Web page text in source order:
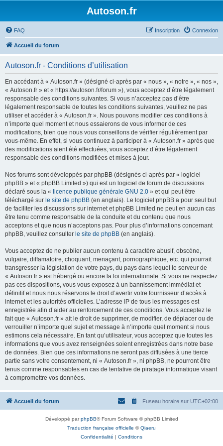
Autoson.fr
FAQ Connexion
Inscription
Accueil du forum
Autoson.fr - Conditions d’utilisation
En accédant à « Autoson.fr » (désigné ci-après par « nous », « notre », « nos »,
« Autoson.fr » et « https://autoson.fr/forum »), vous acceptez d’être légalement
responsable des conditions suivantes. Si vous n’acceptez pas d’être
légalement responsable de toutes les conditions suivantes, veuillez ne pas
utiliser et accéder à « Autoson.fr ». Nous pouvons modifier ces conditions à
n’importe quel moment et nous essaierons de vous informer de ces
modifications, bien que nous vous conseillons de vérifier régulièrement par
vous-même. En effet, si vous continuez à participer à « Autoson.fr » après que
des modifications aient été effectuées, vous acceptez d’être légalement
responsable des conditions modifiées et mises à jour.
Nos forums sont développés par phpBB (désignés ci-après par « logiciel
phpBB » et « phpBB Limited ») qui est un logiciel de forum de discussions
déclaré sous la « licence publique générale GNU 2.0 » et qui peut être
téléchargé sur le site de phpBB (en anglais). Le logiciel phpBB a pour seul but
de faciliter les discussions sur internet et phpBB Limited ne peut en aucun cas
être tenu comme responsable de la conduite et du contenu que nous
acceptons et que nous n’acceptons pas. Pour plus d’informations concernant
phpBB, veuillez consulter le site de phpBB (en anglais).
Vous acceptez de ne publier aucun contenu à caractère abusif, obscène,
vulgaire, diffamatoire, choquant, menaçant, pornographique, etc. qui pourrait
transgresser la législation de votre pays, du pays dans lequel le serveur de
« Autoson.fr » est hébergé ou encore la loi internationale. Si vous ne respectez
pas ces dispositions, vous vous exposez à un bannissement immédiat et
définitif et nous nous réservons le droit d’avertir votre fournisseur d’accès à
internet et les autorités officielles. L’adresse IP de tous les messages est
enregistrée afin d’aider au renforcement de ces conditions. Vous acceptez le
fait que « Autoson.fr » ait le droit de supprimer, de modifier, de déplacer ou de
verrouiller n’importe quel sujet et message à n’importe quel moment si nous
estimons cela nécessaire. En tant qu’utilisateur, vous acceptez que toutes les
informations que vous avez renseignées soient enregistrées dans notre base
de données. Bien que ces informations ne seront pas diffusées à une tierce
partie sans votre consentement, ni « Autoson.fr », ni phpBB, ne pourront être
tenus comme responsables en cas de tentative de piratage informatique visant
à compromettre vos données.
Accueil du forum Fuseau horaire sur UTC+02:00
Développé parphpBB® Forum Software © phpBB Limited
Traduction française officielle ©Qiaeru
Confidentialité | Conditions